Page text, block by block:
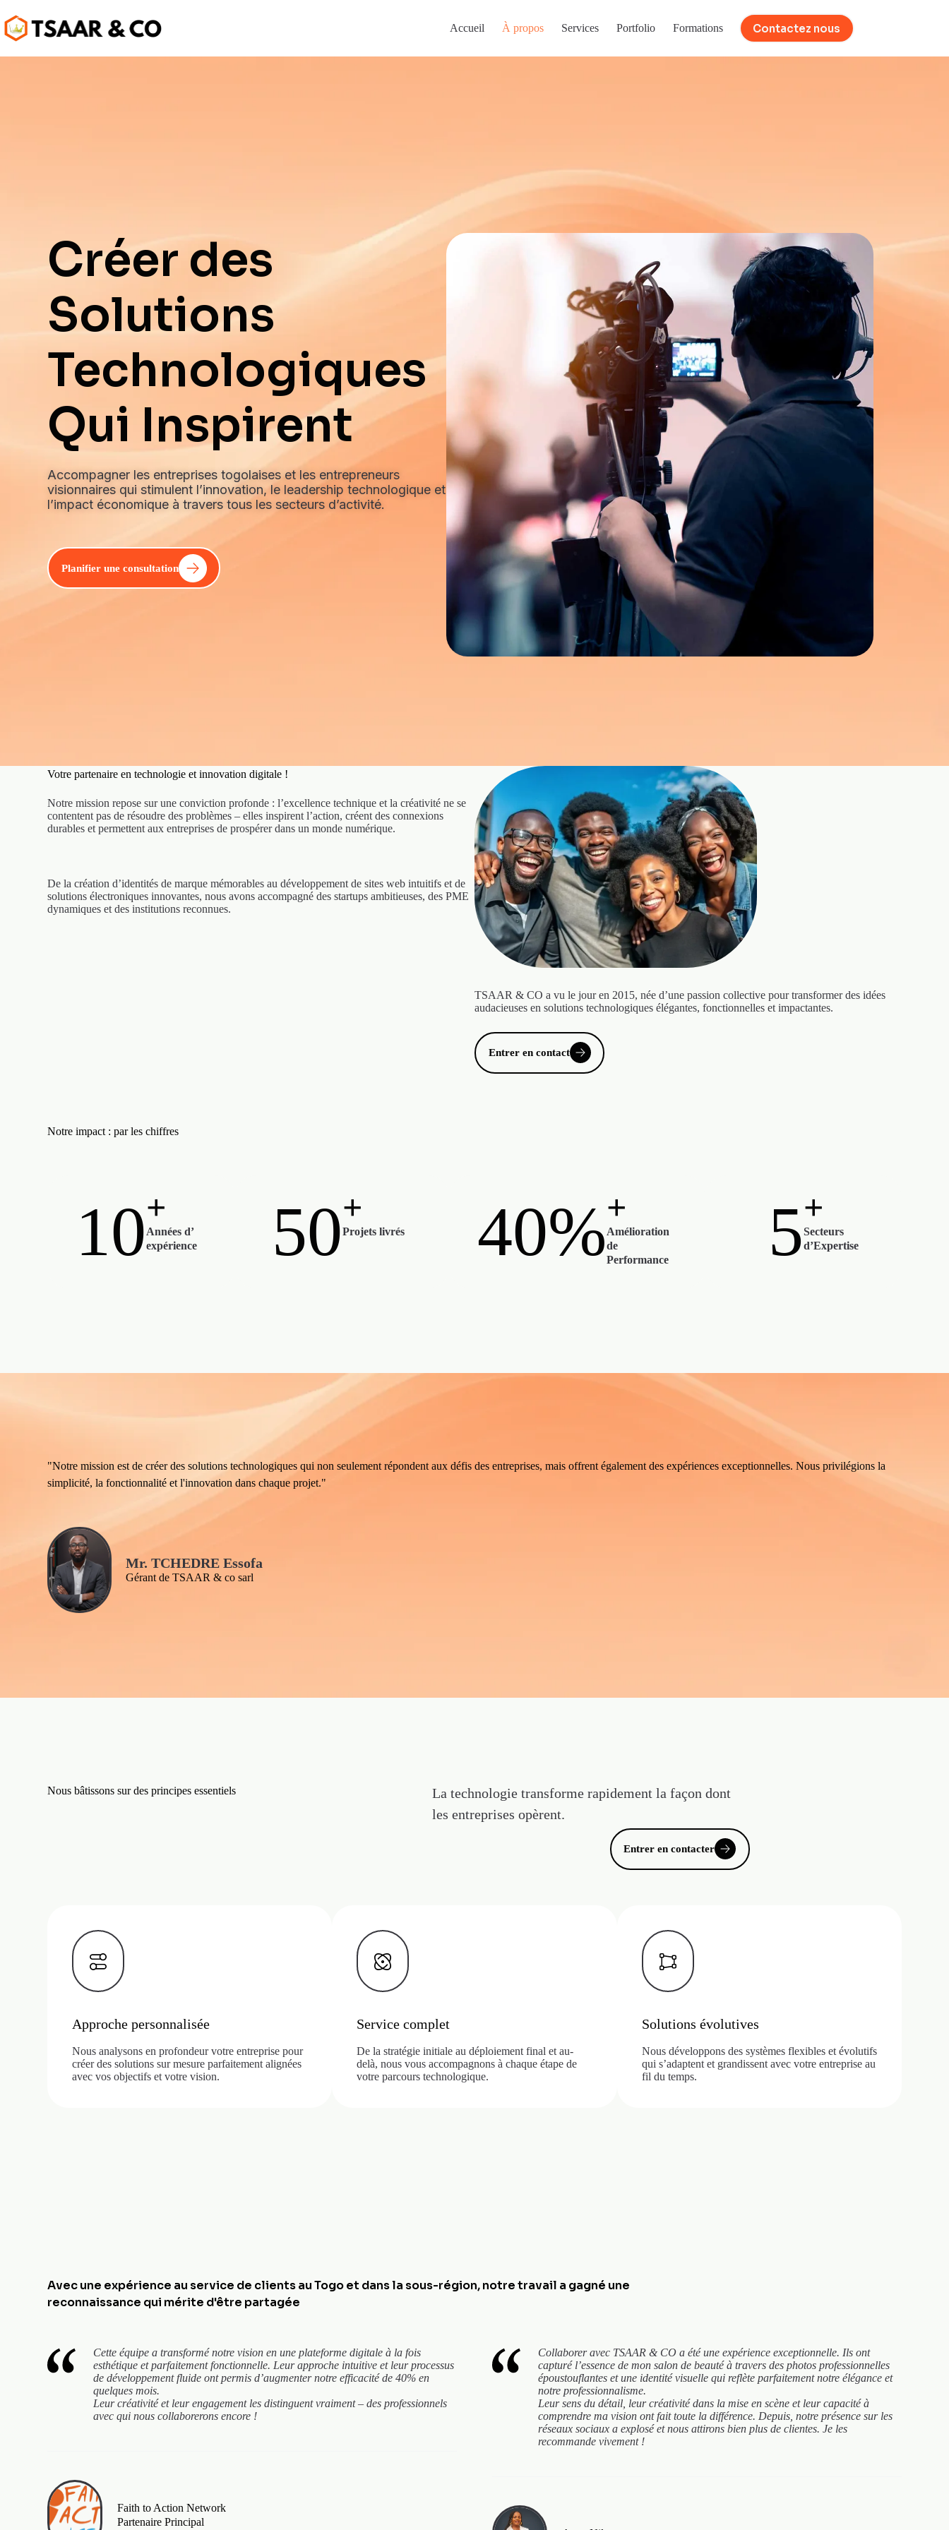
Accueil À propos Services Portfolio Formations Contactez nous
Créer des
Solutions
Technologiques
Qui Inspirent
Accompagner les entreprises togolaises et les entrepreneurs
visionnaires qui stimulent l’innovation, le leadership technologique et
l’impact économique à travers tous les secteurs d’activité.
Planifier une consultation
Votre partenaire en technologie et innovation digitale !
Notre mission repose sur une conviction profonde : l’excellence technique et la créativité ne se
contentent pas de résoudre des problèmes – elles inspirent l’action, créent des connexions
durables et permettent aux entreprises de prospérer dans un monde numérique.
De la création d’identités de marque mémorables au développement de sites web intuitifs et de
solutions électroniques innovantes, nous avons accompagné des startups ambitieuses, des PME
dynamiques et des institutions reconnues.
TSAAR & CO a vu le jour en 2015, née d’une passion collective pour transformer des idées
audacieuses en solutions technologiques élégantes, fonctionnelles et impactantes.
Entrer en contact
Notre impact : par les chiffres
10+
Années d’
expérience
50+
Projets livrés 40%+
Amélioration
de
Performance
5+
Secteurs
d’Expertise
"Notre mission est de créer des solutions technologiques qui non seulement répondent aux défis des entreprises, mais offrent également des expériences exceptionnelles. Nous privilégions la
simplicité, la fonctionnalité et l'innovation dans chaque projet."
Mr. TCHEDRE Essofa
Gérant de TSAAR & co sarl
Nous bâtissons sur des principes essentiels
La technologie transforme rapidement la façon dont
les entreprises opèrent.
Entrer en contacter
Approche personnalisée
Nous analysons en profondeur votre entreprise pour
créer des solutions sur mesure parfaitement alignées
avec vos objectifs et votre vision.
Service complet
De la stratégie initiale au déploiement final et au-
delà, nous vous accompagnons à chaque étape de
votre parcours technologique.
Solutions évolutives
Nous développons des systèmes flexibles et évolutifs
qui s’adaptent et grandissent avec votre entreprise au
fil du temps.
Avec une expérience au service de clients au Togo et dans la sous-région, notre travail a gagné une
reconnaissance qui mérite d'être partagée
Cette équipe a transformé notre vision en une plateforme digitale à la fois
esthétique et parfaitement fonctionnelle. Leur approche intuitive et leur processus
de développement fluide ont permis d’augmenter notre efficacité de 40% en
quelques mois.
Leur créativité et leur engagement les distinguent vraiment – des professionnels
avec qui nous collaborerons encore !
Faith to Action Network
Partenaire Principal
Collaborer avec TSAAR & CO a été une expérience exceptionnelle. Ils ont
capturé l’essence de mon salon de beauté à travers des photos professionnelles
époustouflantes et une identité visuelle qui reflète parfaitement notre élégance et
notre professionnalisme.
Leur sens du détail, leur créativité dans la mise en scène et leur capacité à
comprendre ma vision ont fait toute la différence. Depuis, notre présence sur les
réseaux sociaux a explosé et nous attirons bien plus de clientes. Je les
recommande vivement !